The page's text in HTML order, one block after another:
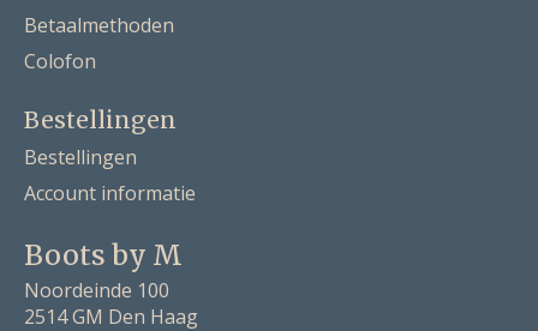
Betaalmethoden
Colofon
Bestellingen
Bestellingen
Account informatie
Boots by M
Noordeinde 100
2514 GM Den Haag